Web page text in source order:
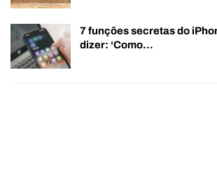
7 funções secretas do
dizer: ‘Como…